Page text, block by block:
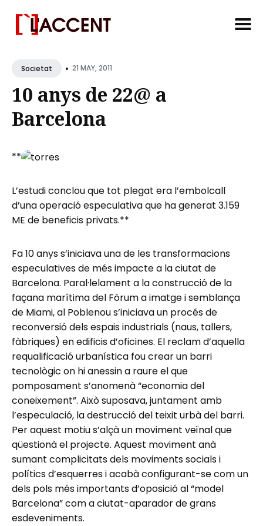
forSocietat • 21 MAY, 2011
10 anys de 22@ a
Barcelona
**
L’estudi conclou que tot plegat era l’embolcall
d’una operació especulativa que ha generat 3.159
ME de beneficis privats.**
Fa 10 anys s’iniciava una de les transformacions
especulatives de més impacte a la ciutat de
Barcelona. Paral·lelament a la construcció de la
façana marítima del Fòrum a imatge i semblança
de Miami, al Poblenou s’iniciava un procés de
reconversió dels espais industrials (naus, tallers,
fàbriques) en edificis d’oficines. El reclam d’aquella
requalificació urbanística fou crear un barri
tecnològic on hi anessin a raure el que
pomposament s’anomenà “economia del
coneixement”. Això suposava, juntament amb
l’especulació, la destrucció del teixit urbà del barri.
Per aquest motiu s’alçà un moviment veïnal que
qüestionà el projecte. Aquest moviment anà
sumant complicitats dels moviments socials i
polítics d’esquerres i acabà configurant-se com un
dels pols més importants d’oposició al “model
Barcelona” com a ciutat-aparador de grans
esdeveniments.